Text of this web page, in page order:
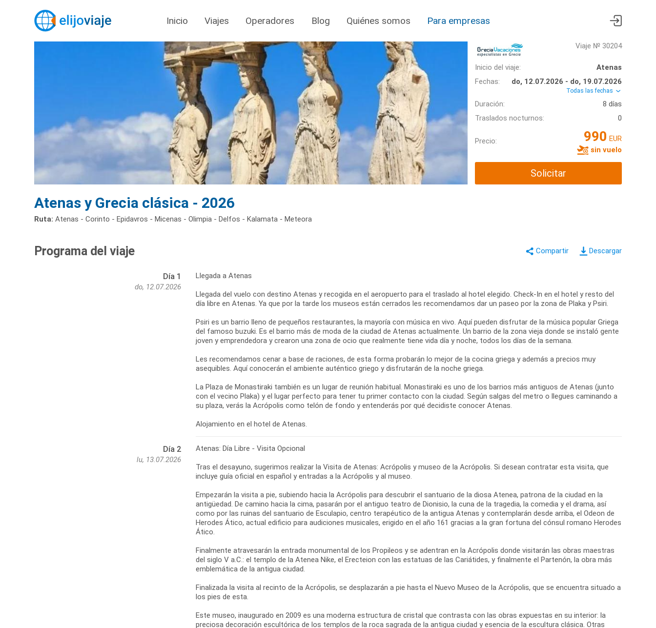
Inicio Viajes Operadores Blog Quiénes somos Para empresas
Viaje № 30204
Inicio del viaje:
Atenas
Fechas:
do, 12.07.2026 - do, 19.07.2026
Todas las fechas
Duración:
8 días
Traslados nocturnos:
0
Precio: 990 EUR
sin vuelo
Solicitar
Atenas y Grecia clásica - 2026
Ruta: Atenas - Corinto - Epidavros - Micenas - Olimpia - Delfos - Kalamata - Meteora
Descargar
Programa del viaje
Día 1
do, 12.07.2026
Llegada a Atenas
Llegada del vuelo con destino Atenas y recogida en el aeropuerto para el traslado al hotel elegido. Check-In en el hotel y resto del
día libre en Atenas. Ya que por la tarde los museos están cerrados les recomendamos dar un paseo por la zona de Plaka y Psiri.
Psiri es un barrio lleno de pequeños restaurantes, la mayoría con música en vivo. Aquí pueden disfrutar de la música popular Griega
del famoso buzuki. Es el barrio más de moda de la ciudad de Atenas actualmente. Un barrio de la zona vieja donde se instaló gente
joven y emprendedora y crearon una zona de ocio que realmente tiene vida día y noche, todos los días de la semana.
Les recomendamos cenar a base de raciones, de esta forma probarán lo mejor de la cocina griega y además a precios muy
asequibles. Aquí conocerán el ambiente auténtico griego y disfrutarán de la noche griega.
La Plaza de Monastiraki también es un lugar de reunión habitual. Monastiraki es uno de los barrios más antiguos de Atenas (junto
con el vecino Plaka) y el lugar perfecto para tener tu primer contacto con la ciudad. Según salgas del metro o llegues caminando a
su plaza, verás la Acrópolis como telón de fondo y entenderás por qué decidiste conocer Atenas.
Día 2
lu, 13.07.2026
Atenas: Día Libre - Visita Opcional
Tras el desayuno, sugerimos realizar la Visita de Atenas: Acrópolis y museo de la Acrópolis. Si desean contratar esta visita, que
incluye guía oficial en español y entradas a la Acrópolis y al museo.
Empezarán la visita a pie, subiendo hacia la Acrópolis para descubrir el santuario de la diosa Atenea, patrona de la ciudad en la
antigüedad. De camino hacia la cima, pasarán por el antiguo teatro de Dionisio, la cuna de la tragedia, la comedia y el drama, así
como por las ruinas del santuario de Esculapio, centro terapéutico de la antigua Atenas y contemplarán desde arriba, el Odeon de
Herodes Ático, actual edificio para audiciones musicales, erigido en el año 161 gracias a la gran fortuna del cónsul romano Herodes
Ático.
Finalmente atravesarán la entrada monumental de los Propileos y se adentran en la Acrópolis donde visitarán las obras maestras
del siglo V a.C.: el templo de la Atenea Nike, el Erecteion con las estatuas de las Cariátides, y finalmente el Partenón, la obra más
emblemática de la antigua ciudad.
Finalizada la visita al recinto de la Acrópolis, se desplazarán a pie hasta el Nuevo Museo de la Acrópolis, que se encuentra situado a
los pies de esta.
Este museo, inaugurado en 2009 es una moderna estructura de cristal que contrasta con las obras expuestas en su interior: la
preciosa decoración escultórica de los templos de la roca sagrada de la antigua ciudad y esencia de la escultura clásica. Otras